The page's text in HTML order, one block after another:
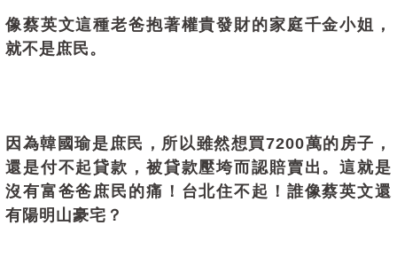
像蔡英文這種老爸抱著權貴發財的家庭千金小姐，
就不是庶民。
因為韓國瑜是庶民，所以雖然想買7200萬的房子，
還是付不起貸款，被貸款壓垮而認賠賣出。這就是
沒有富爸爸庶民的痛！台北住不起！誰像蔡英文還
有陽明山豪宅？